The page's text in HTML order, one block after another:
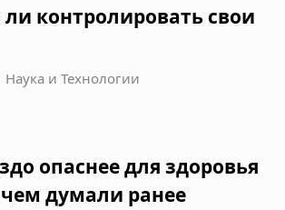
контролировать свои
Наука и Технологии
опаснее для здоровья
думали ранее